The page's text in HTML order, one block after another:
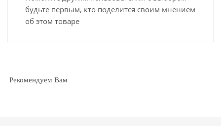
будьте первым, кто поделится своим мнением
об этом товаре
Рекомендуем Вам